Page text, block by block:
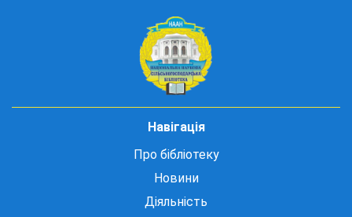
Навігація
Про бібліотеку
Новини
Діяльність